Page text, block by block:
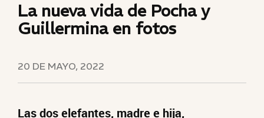
La nueva vida de Pocha y
Guillermina en fotos
20 DE MAYO, 2022
Las dos elefantes, madre e hija,